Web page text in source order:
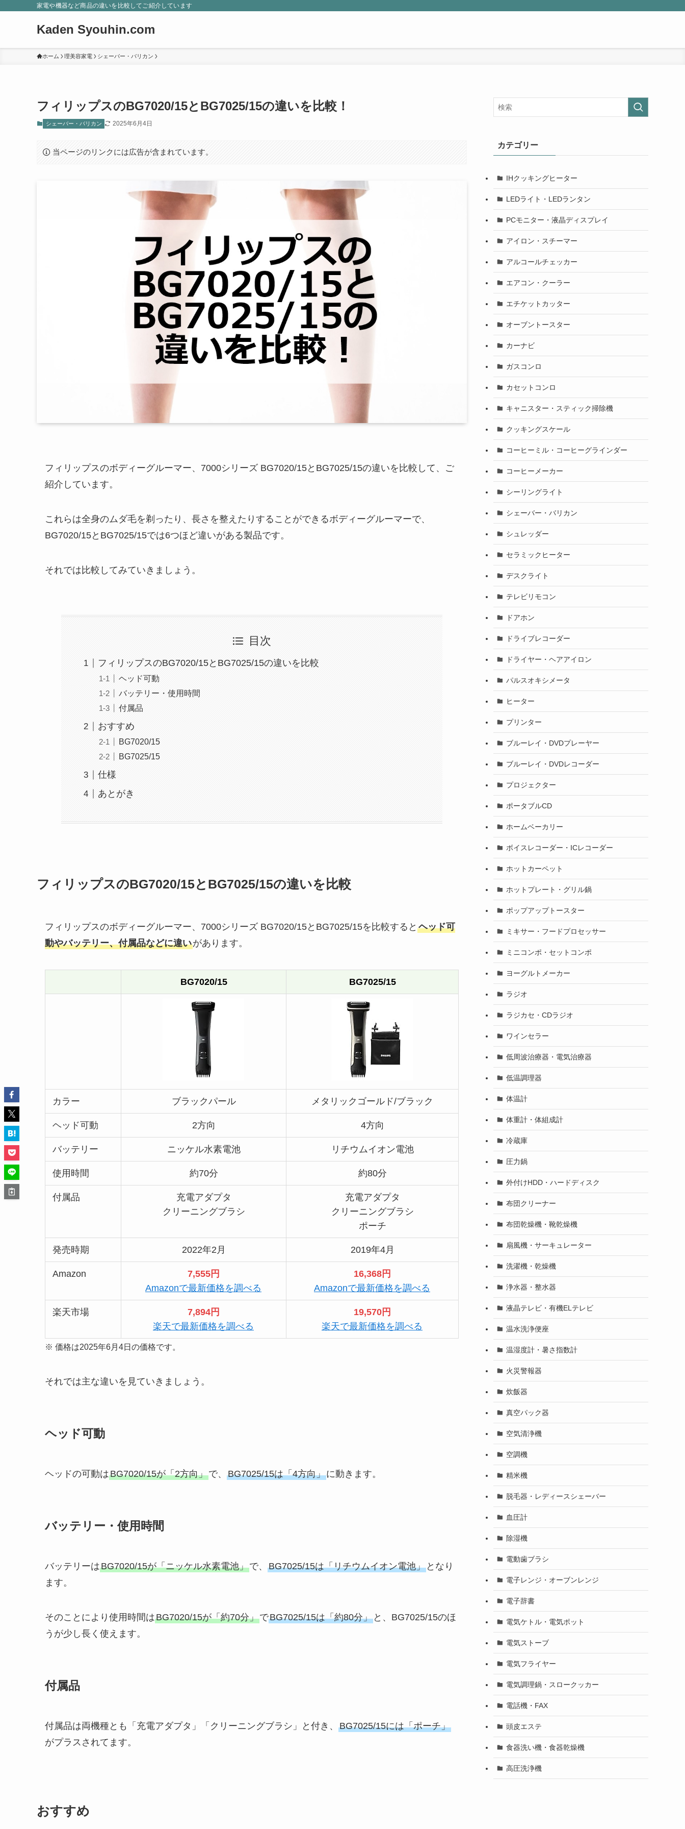
家電や機器など商品の違いを比較してご紹介しています
Kaden Syouhin.com
ホーム 理美容家電 シェーバー・バリカン
フィリップスのBG7020/15とBG7025/15の違いを比較！
シェーバー・バリカン 2025年6月4日
当ページのリンクには広告が含まれています。
フィリップスのボディーグルーマー、7000シリーズ BG7020/15とBG7025/15の違いを比較して、ご
紹介しています。
これらは全身のムダ毛を剃ったり、長さを整えたりすることができるボディーグルーマーで、
BG7020/15とBG7025/15では6つほど違いがある製品です。
それでは比較してみていきましょう。
目次
フィリップスのBG7020/15とBG7025/15の違いを比較
ヘッド可動
バッテリー・使用時間
付属品
おすすめ
BG7020/15
BG7025/15
仕様
あとがき
フィリップスのBG7020/15とBG7025/15の違いを比較
フィリップスのボディーグルーマー、7000シリーズ BG7020/15とBG7025/15を比較すると ヘッド可
動やバッテリー、付属品などに違いがあります。
BG7020/15 BG7025/15
カラー ブラックパール メタリックゴールド/ブラック
ヘッド可動 2方向 4方向
バッテリー ニッケル水素電池 リチウムイオン電池
使用時間 約70分 約80分
付属品
充電アダプタ
クリーニングブラシ
充電アダプタ
クリーニングブラシ
ポーチ
発売時期 2022年2月 2019年4月
Amazon
7,555円
Amazonで最新価格を調べる
16,368円
Amazonで最新価格を調べる
楽天市場
7,894円
楽天で最新価格を調べる
19,570円
楽天で最新価格を調べる
※ 価格は2025年6月4日の価格です。
それでは主な違いを見ていきましょう。
ヘッド可動
ヘッドの可動はBG7020/15が「2方向」で、 BG7025/15は「4方向」に動きます。
バッテリー・使用時間
バッテリーはBG7020/15が「ニッケル水素電池」で、 BG7025/15は「リチウムイオン電池」 となり
ます。
そのことにより使用時間はBG7020/15が「約70分」でBG7025/15は「約80分」 と、BG7025/15のほ
うが少し長く使えます。
付属品
付属品は両機種とも「充電アダプタ」「クリーニングブラシ」と付き、 BG7025/15には「ポーチ」
がプラスされてます。
おすすめ
カテゴリー
IHクッキングヒーター
LEDライト・LEDランタン
PCモニター・液晶ディスプレイ
アイロン・スチーマー
アルコールチェッカー
エアコン・クーラー
エチケットカッター
オーブントースター
カーナビ
ガスコンロ
カセットコンロ
キャニスター・スティック掃除機
クッキングスケール
コーヒーミル・コーヒーグラインダー
コーヒーメーカー
シーリングライト
シェーバー・バリカン
シュレッダー
セラミックヒーター
デスクライト
テレビリモコン
ドアホン
ドライブレコーダー
ドライヤー・ヘアアイロン
パルスオキシメータ
ヒーター
プリンター
ブルーレイ・DVDプレーヤー
ブルーレイ・DVDレコーダー
プロジェクター
ポータブルCD
ホームベーカリー
ボイスレコーダー・ICレコーダー
ホットカーペット
ホットプレート・グリル鍋
ポップアップトースター
ミキサー・フードプロセッサー
ミニコンポ・セットコンポ
ヨーグルトメーカー
ラジオ
ラジカセ・CDラジオ
ワインセラー
低周波治療器・電気治療器
低温調理器
体温計
体重計・体組成計
冷蔵庫
圧力鍋
外付けHDD・ハードディスク
布団クリーナー
布団乾燥機・靴乾燥機
扇風機・サーキュレーター
洗濯機・乾燥機
浄水器・整水器
液晶テレビ・有機ELテレビ
温水洗浄便座
温湿度計・暑さ指数計
火災警報器
炊飯器
真空パック器
空気清浄機
空調機
精米機
脱毛器・レディースシェーバー
血圧計
除湿機
電動歯ブラシ
電子レンジ・オーブンレンジ
電子辞書
電気ケトル・電気ポット
電気ストーブ
電気フライヤー
電気調理鍋・スロークッカー
電話機・FAX
頭皮エステ
食器洗い機・食器乾燥機
高圧洗浄機